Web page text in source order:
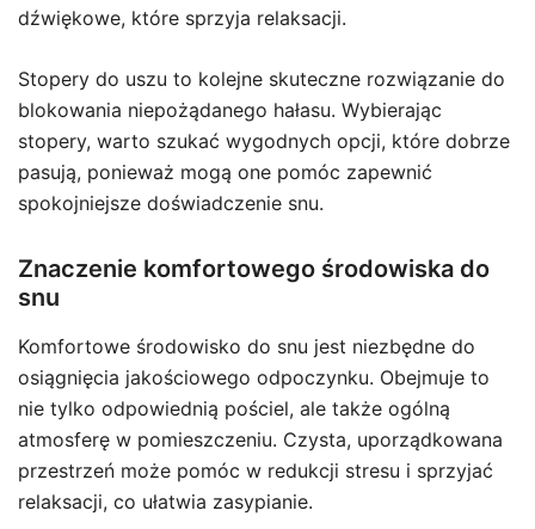
dźwiękowe, które sprzyja relaksacji.
Stopery do uszu to kolejne skuteczne rozwiązanie do
blokowania niepożądanego hałasu. Wybierając
stopery, warto szukać wygodnych opcji, które dobrze
pasują, ponieważ mogą one pomóc zapewnić
spokojniejsze doświadczenie snu.
Znaczenie komfortowego środowiska do
snu
Komfortowe środowisko do snu jest niezbędne do
osiągnięcia jakościowego odpoczynku. Obejmuje to
nie tylko odpowiednią pościel, ale także ogólną
atmosferę w pomieszczeniu. Czysta, uporządkowana
przestrzeń może pomóc w redukcji stresu i sprzyjać
relaksacji, co ułatwia zasypianie.